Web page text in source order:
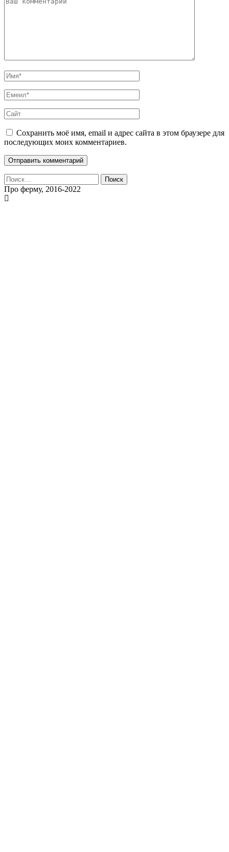
Сохранить моё имя, email и адрес сайта в этом браузере для
последующих моих комментариев.
Найти:
Про ферму, 2016-2022